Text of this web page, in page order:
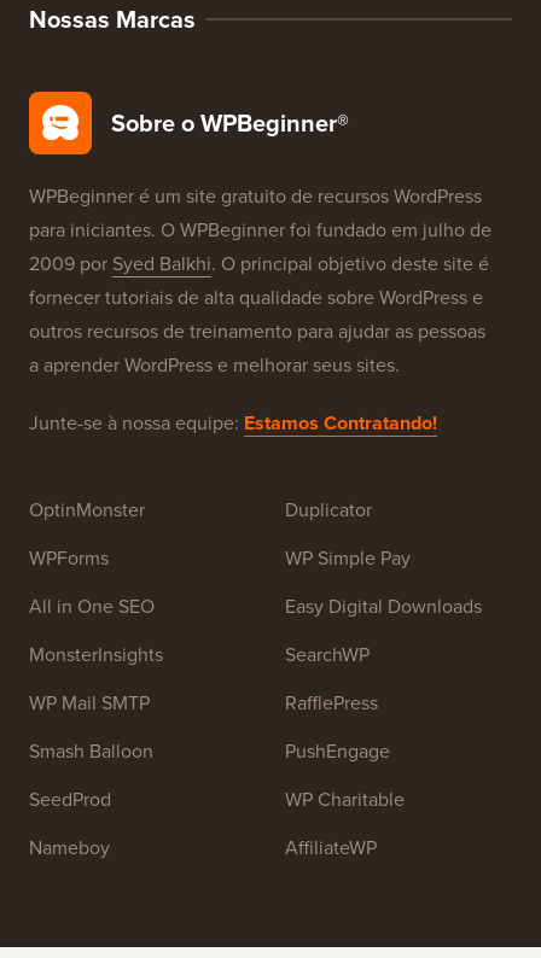
Nossas Marcas
Sobre o WPBeginner®
WPBeginner é um site gratuito de recursos WordPress
para iniciantes. O WPBeginner foi fundado em julho de
2009 por Syed Balkhi. O principal objetivo deste site é
fornecer tutoriais de alta qualidade sobre WordPress e
outros recursos de treinamento para ajudar as pessoas
a aprender WordPress e melhorar seus sites.
Junte-se à nossa equipe: Estamos Contratando!
OptinMonster
WPForms
All in One SEO
MonsterInsights
WP Mail SMTP
Smash Balloon
SeedProd
Nameboy
Duplicator
WP Simple Pay
Easy Digital Downloads
SearchWP
RafflePress
PushEngage
WP Charitable
AffiliateWP